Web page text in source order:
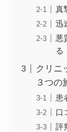
真
迅
悪
る
クリニ
３つの
患
口
評